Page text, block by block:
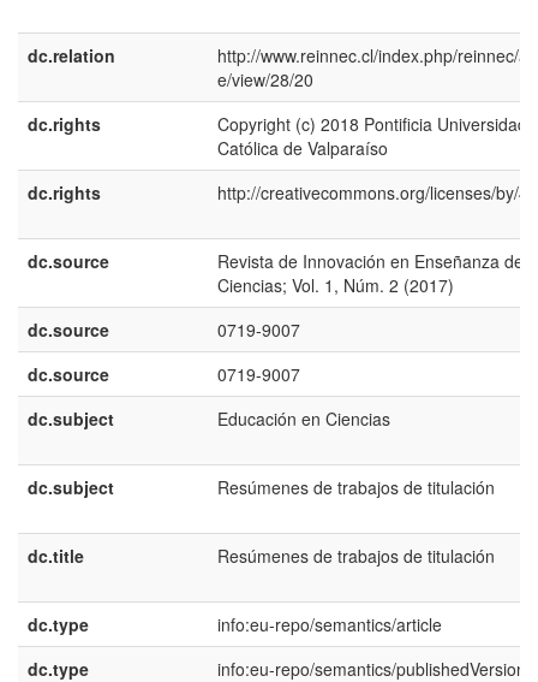
dc.relation
http://www.reinnec.cl/index.php/reinnec/
e/view/28/20
dc.rights
Copyright (c) 2018 Pontificia Universidad
Católica de Valparaíso
dc.rights
http://creativecommons.org/licenses/by/
dc.source
Revista de Innovación en Enseñanza de
Ciencias; Vol. 1, Núm. 2 (2017)
dc.source
0719-9007
dc.source
0719-9007
dc.subject
Educación en Ciencias
dc.subject Resúmenes de trabajos de titulación
dc.title Resúmenes de trabajos de titulación
dc.type
info:eu-repo/semantics/article
dc.type
info:eu-repo/semantics/publishedVersion